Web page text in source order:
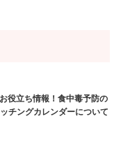
役立ち情報！食中毒予防の
チングカレンダーについて